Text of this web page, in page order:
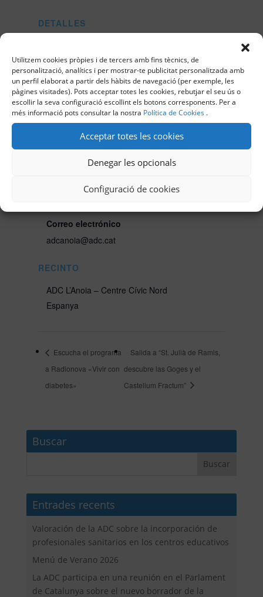
Utilitzem cookies pròpies i de tercers amb fins tècnics, de
personalització, analítics i per mostrar-te publicitat personalitzada amb
un perfil elaborat a partir dels hàbits de navegació (per exemple, les
pàgines visitades). Pots acceptar totes les cookies, rebutjar el seu ús o
escollir la seva configuració escollint els botons corresponents. Per a
més informació pots consultar la nostra Política de Cookies .
Acceptar totes les cookies
Denegar les opcionals
Configuració de cookies
DETALLES
28 marzo, 2024
Hora:
19:00 - 20:30CET
Categoría de Evento:
Anoia
RECINTO
ADC L’Anoia – Centre Cívic Nord
Espanya
Correo electrónico
adcanoia@adc.cat
Escucha el programa
a Radionova «Vivir con
diabetes»
Salida a “St. Julià de Ramis,
descubre las Goges y el
Castellum Fractum”
Buscar
Entrades recents
Valoración de la ADC sobre la incorporación de
profesionales sanitarios en los centros educativos
Menú de Verano 2026
La ADC participa en una reunión en el Parlament
de Catalunya sobre el nuevo borrador de la